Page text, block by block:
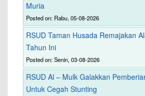
Muria
Posted on: Rabu, 05-08-2026
RSUD Taman Husada Remajakan
Tahun Ini
Posted on: Senin, 03-08-2026
RSUD Al – Mulk Galakkan
Untuk Cegah Stunting